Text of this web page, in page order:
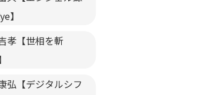
】
孝【世相を斬
弘【デジタルシフ